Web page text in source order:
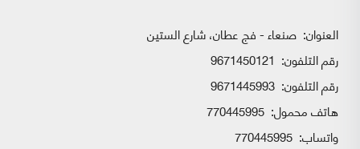
العنوان: صنعاء - فج عطان، شارع الستين
رقم التلفون: 9671450121
رقم التلفون: 9671445993
هاتف محمول: 770445995
واتساب: